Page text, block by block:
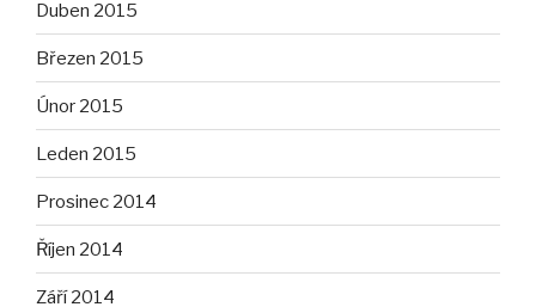
Duben 2015
Březen 2015
Únor 2015
Leden 2015
Prosinec 2014
Říjen 2014
Září 2014